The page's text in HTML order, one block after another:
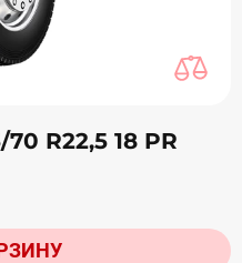
R22,5 18 PR